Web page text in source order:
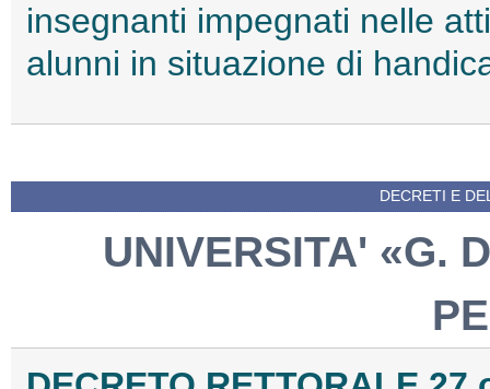
insegnanti impegnati nelle
alunni in situazione di
DECRETI E
UNIVERSITA' «G.